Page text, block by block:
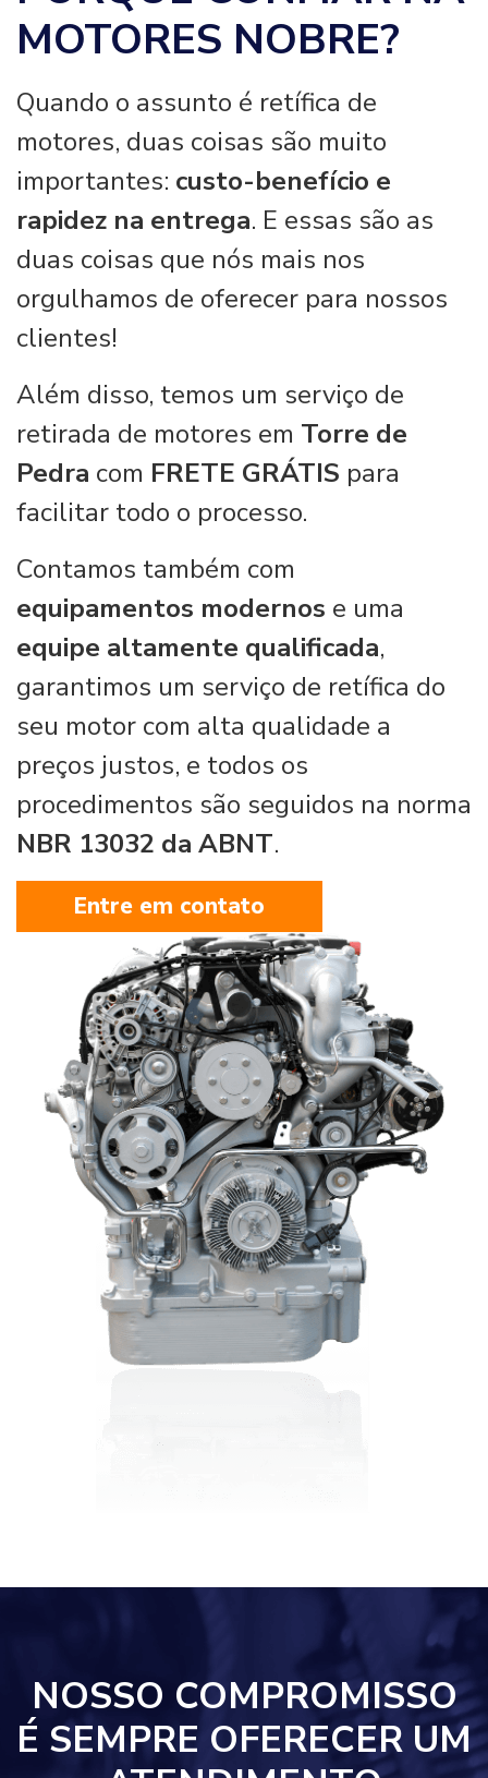
MOTORES NOBRE?
Quando o assunto é retífica de
motores, duas coisas são muito
importantes: custo-benefício e
rapidez na entrega. E essas são as
duas coisas que nós mais nos
orgulhamos de oferecer para nossos
clientes!
Além disso, temos um serviço de
retirada de motores em Torre de
Pedra com FRETE GRÁTIS para
facilitar todo o processo.
Contamos também com
equipamentos modernos e uma
equipe altamente qualificada,
garantimos um serviço de retífica do
seu motor com alta qualidade a
preços justos, e todos os
procedimentos são seguidos na norma
NBR 13032 da ABNT.
Entre em contato
NOSSO COMPROMISSO
É SEMPRE OFERECER UM